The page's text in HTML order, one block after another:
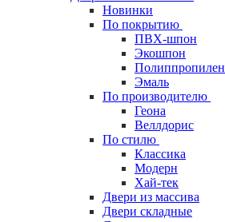
Новинки
По покрытию
ПВХ-шпон
Экошпон
Полиппропилен
Эмаль
По производителю
Геона
Веллдорис
По стилю
Классика
Модерн
Хай-тек
Двери из массива
Двери складные